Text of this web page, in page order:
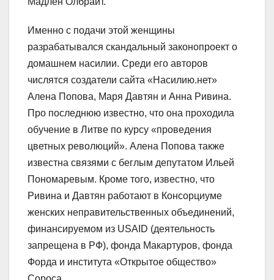
Именно с подачи этой женщины
разрабатывался скандальный законопроект о
домашнем насилии. Среди его авторов
числятся создатели сайта «Насилию.нет»
Алена Попова, Маря Давтян и Анна Ривина.
Про последнюю известно, что она проходила
обучение в Литве по курсу «проведения
цветных революций». Алена Попова также
известна связями с беглым депутатом Ильей
Пономаревым. Кроме того, известно, что
Ривина и Давтян работают в Консорциуме
женских неправительственных объединений,
финансируемом из USAID (деятельность
запрещена в РФ), фонда Макартуров, фонда
Форда и института «Открытое общество»